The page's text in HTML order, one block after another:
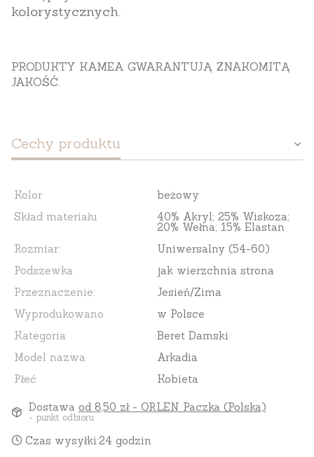
kolorystycznych.
PRODUKTY KAMEA GWARANTUJĄ ZNAKOMITĄ
JAKOŚĆ.
Cechy produktu
Kolor
beżowy
Skład materiału
40% Akryl; 25% Wiskoza;
20% Wełna; 15% Elastan
Rozmiar:
Uniwersalny (54-60)
Podszewka
jak wierzchnia strona
Przeznaczenie:
Jesień/Zima
Wyprodukowano
w Polsce
Kategoria
Beret Damski
Model nazwa
Arkadia
Płeć:
Kobieta
Dostawa od 8,50 zł - ORLEN Paczka (Polska)
- punkt odbioru
Czas wysyłki:24 godzin